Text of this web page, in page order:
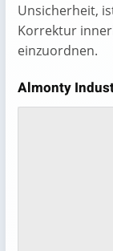
Unsicherheit,
Korrektur
einzuordnen.
Almonty